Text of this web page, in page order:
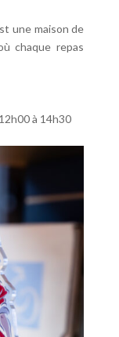
une maison de
chaque repas
12h00 à 14h30